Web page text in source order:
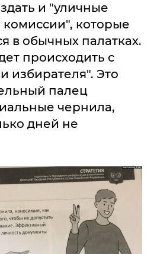
и "уличные
которые
в обычных палатках.
происходить с
избирателя". Это
палец
чернила,
дней не